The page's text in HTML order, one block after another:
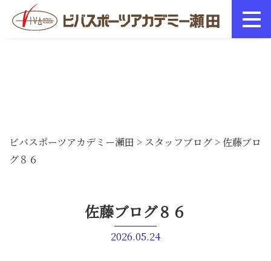
ビバスポーツアカデミー瀬田 > スタッフブログ > 佐藤ブロ
グ８６
佐藤ブログ８６
2026.05.24